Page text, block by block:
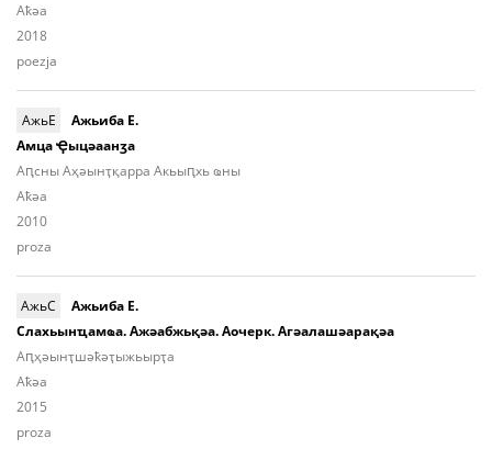
Aҟәа
2018
poezja
АжьЕ
Ажьиба Е.
Амца Ҿыцәаанӡа
Аԥсны Аҳәынҭқарра Акьыԥхь ҩны
Aҟәа
2010
proza
АжьС
Ажьиба Е.
Слахьынҵамҩа. Ажәабжьқәа. Аочерк. Агәалашәарақәа
Aԥ­ҳәынҭ­шәҟәҭы­жьыр­ҭа
Aҟәа
2015
proza